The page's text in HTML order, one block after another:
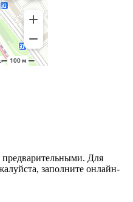
Для
заполните онлайн-